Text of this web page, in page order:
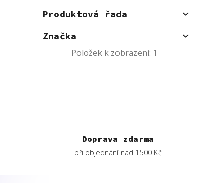
Produktová řada
Značka
Položek k zobrazení: 1
Doprava zdarma
při objednání nad 1500 Kč